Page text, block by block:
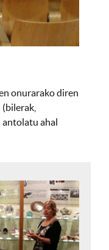
onurarako diren
antolatu ahal